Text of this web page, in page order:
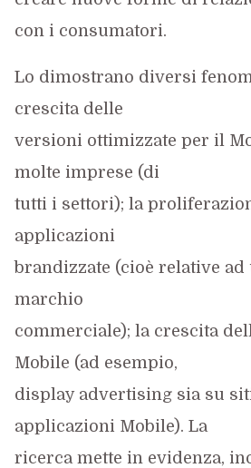
con i consumatori.
Lo dimostrano diversi
crescita delle
versioni ottimizzate per il
molte imprese (di
tutti i settori); la
applicazioni
brandizzate (cioè relative ad
marchio
commerciale); la crescita
Mobile (ad esempio,
display advertising sia su
applicazioni Mobile). La
ricerca mette in evidenza,